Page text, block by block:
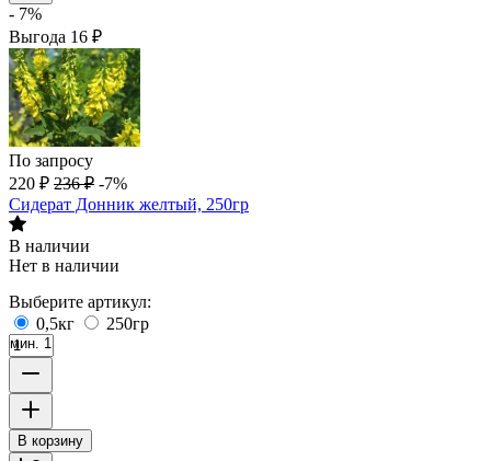
- 7%
Выгода 16 ₽
По запросу
220 ₽ 236 ₽ -7%
Сидерат Донник желтый, 250гр
В наличии
Нет в наличии
Выберите артикул:
0,5кг
250гр
мин. 1
В корзину